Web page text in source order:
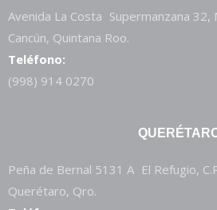
Avenida La Costa Supermanzana
Cancún, Quintana Roo.
Teléfono:
(998) 914 0270
Peña de Bernal 5131 A El Refugio,
Querétaro, Qro.